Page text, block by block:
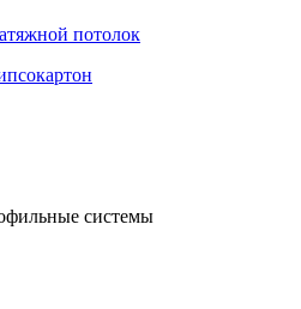
потолок
системы